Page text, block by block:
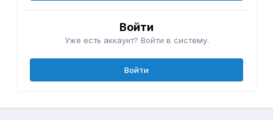
Войти
Уже есть аккаунт? Войти в систему.
Войти